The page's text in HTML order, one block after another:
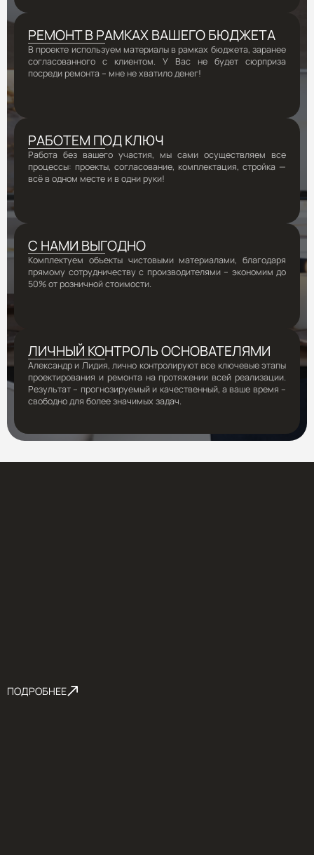
ЛИЧНЫЙ КОНТРОЛЬ ОСНОВАТЕЛЯМИ
Александр и Лидия, лично контролируют все ключевые этапы
проектирования и ремонта на протяжении всей реализации.
Результат – прогнозируемый и качественный, а ваше время –
свободно для более значимых задач.
С НАМИ ВЫГОДНО
Комплектуем объекты чистовыми материалами, благодаря
прямому сотрудничеству с производителями – экономим до
50% от розничной стоимости.
РАБОТЕМ ПОД КЛЮЧ
Работа без вашего участия, мы сами осуществляем все
процессы: проекты, согласование, комплектация, стройка —
всё в одном месте и в одни руки!
РЕМОНТ В РАМКАХ ВАШЕГО БЮДЖЕТА
В проекте используем материалы в рамках бюджета, заранее
согласованного с клиентом. У Вас не будет сюрприза
посреди ремонта – мне не хватило денег!
ПОДРОБНЕЕ